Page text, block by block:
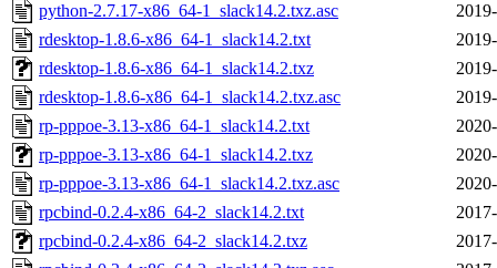
python-2.7.17-x86_64-1_slack14.2.txz.asc
rdesktop-1.8.6-x86_64-1_slack14.2.txt
rdesktop-1.8.6-x86_64-1_slack14.2.txz
rdesktop-1.8.6-x86_64-1_slack14.2.txz.asc
rp-pppoe-3.13-x86_64-1_slack14.2.txt
rp-pppoe-3.13-x86_64-1_slack14.2.txz
rp-pppoe-3.13-x86_64-1_slack14.2.txz.asc
rpcbind-0.2.4-x86_64-2_slack14.2.txt
rpcbind-0.2.4-x86_64-2_slack14.2.txz